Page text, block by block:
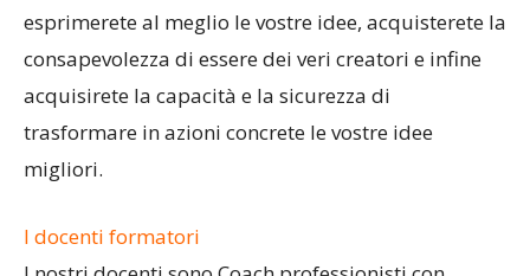
esprimerete al meglio le vostre idee, acquisterete la
consapevolezza di essere dei veri creatori e infine
acquisirete la capacità e la sicurezza di
trasformare in azioni concrete le vostre idee
migliori.
I docenti formatori